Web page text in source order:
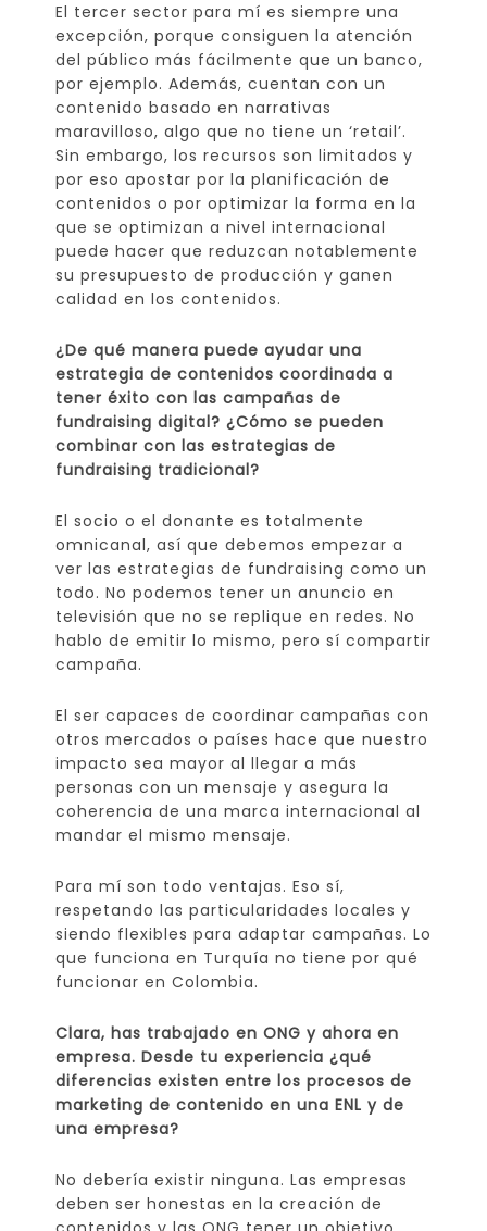
El tercer sector para mí es siempre una
excepción, porque consiguen la atención
del público más fácilmente que un banco,
por ejemplo. Además, cuentan con un
contenido basado en narrativas
maravilloso, algo que no tiene un ‘retail’.
Sin embargo, los recursos son limitados y
por eso apostar por la planificación de
contenidos o por optimizar la forma en la
que se optimizan a nivel internacional
puede hacer que reduzcan notablemente
su presupuesto de producción y ganen
calidad en los contenidos.
¿De qué manera puede ayudar una
estrategia de contenidos coordinada a
tener éxito con las campañas de
fundraising digital? ¿Cómo se pueden
combinar con las estrategias de
fundraising tradicional?
El socio o el donante es totalmente
omnicanal, así que debemos empezar a
ver las estrategias de fundraising como un
todo. No podemos tener un anuncio en
televisión que no se replique en redes. No
hablo de emitir lo mismo, pero sí compartir
campaña.
El ser capaces de coordinar campañas con
otros mercados o países hace que nuestro
impacto sea mayor al llegar a más
personas con un mensaje y asegura la
coherencia de una marca internacional al
mandar el mismo mensaje.
Para mí son todo ventajas. Eso sí,
respetando las particularidades locales y
siendo flexibles para adaptar campañas. Lo
que funciona en Turquía no tiene por qué
funcionar en Colombia.
Clara, has trabajado en ONG y ahora en
empresa. Desde tu experiencia ¿qué
diferencias existen entre los procesos de
marketing de contenido en una ENL y de
una empresa?
No debería existir ninguna. Las empresas
deben ser honestas en la creación de